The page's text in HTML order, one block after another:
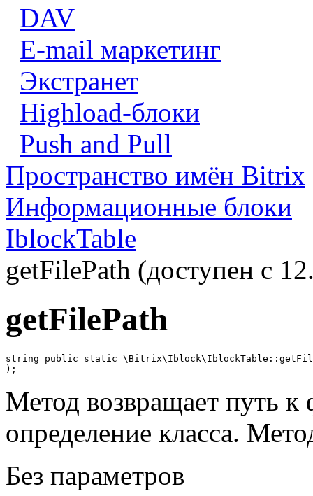
DAV
E-mail маркетинг
Экстранет
Highload-блоки
Push and Pull
Пространство имён Bitrix
Информационные блоки
IblockTable
getFilePath (доступен с
getFilePath
string public static
);
Метод возвращает путь
определение класса.
Без параметров